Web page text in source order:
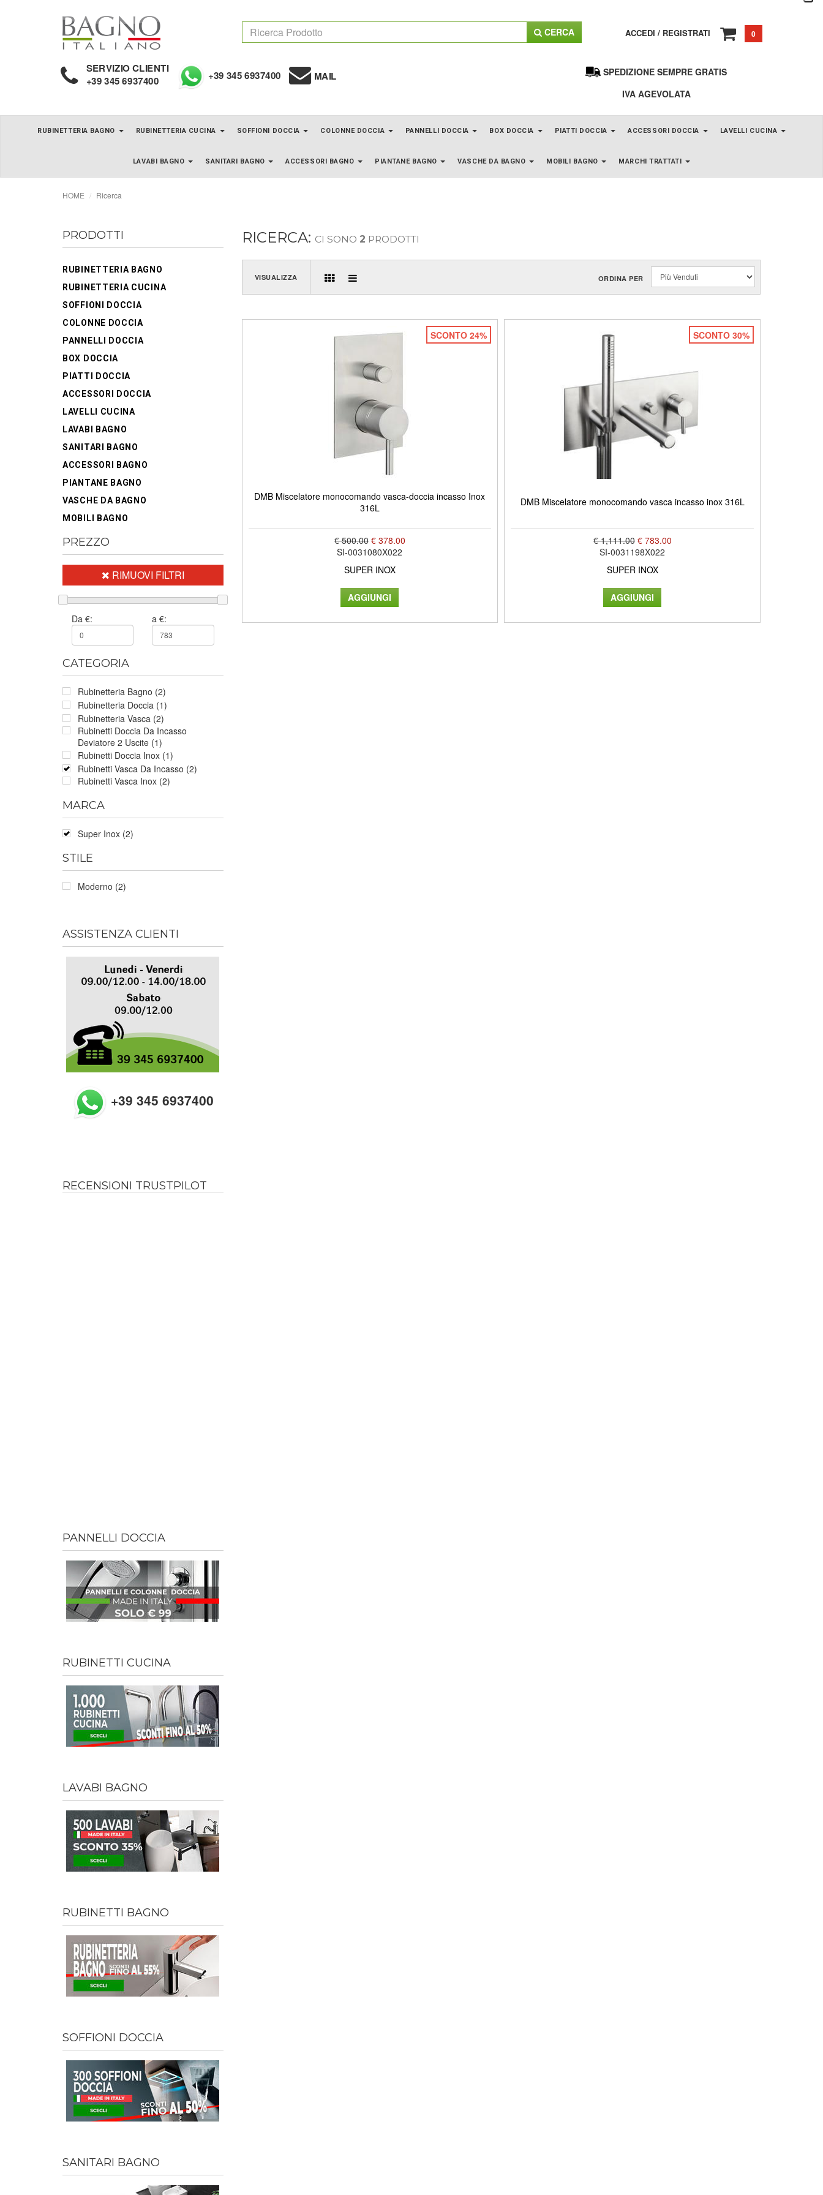
CERCA ACCEDI / REGISTRATI 0
SERVIZIO CLIENTI
+39 345 6937400 +39 345 6937400 MAIL
SPEDIZIONE SEMPRE GRATIS
IVA AGEVOLATA
RUBINETTERIA BAGNO RUBINETTERIA CUCINA SOFFIONI DOCCIA COLONNE DOCCIA PANNELLI DOCCIA BOX DOCCIA PIATTI DOCCIA ACCESSORI DOCCIA LAVELLI CUCINA
LAVABI BAGNO SANITARI BAGNO ACCESSORI BAGNO PIANTANE BAGNO VASCHE DA BAGNO MOBILI BAGNO MARCHI TRATTATI
HOME Ricerca
PRODOTTI
RUBINETTERIA BAGNO
RUBINETTERIA CUCINA
SOFFIONI DOCCIA
COLONNE DOCCIA
PANNELLI DOCCIA
BOX DOCCIA
PIATTI DOCCIA
ACCESSORI DOCCIA
LAVELLI CUCINA
LAVABI BAGNO
SANITARI BAGNO
ACCESSORI BAGNO
PIANTANE BAGNO
VASCHE DA BAGNO
MOBILI BAGNO
PREZZO
RIMUOVI FILTRI
Da €: a €:
CATEGORIA
Rubinetteria Bagno (2)
Rubinetteria Doccia (1)
Rubinetteria Vasca (2)
Rubinetti Doccia Da Incasso
Deviatore 2 Uscite (1)
Rubinetti Doccia Inox (1)
Rubinetti Vasca Da Incasso (2)
Rubinetti Vasca Inox (2)
MARCA
Super Inox (2)
STILE
Moderno (2)
ASSISTENZA CLIENTI
+39 345 6937400
RECENSIONI TRUSTPILOT
PANNELLI DOCCIA
RUBINETTI CUCINA
LAVABI BAGNO
RUBINETTI BAGNO
SOFFIONI DOCCIA
SANITARI BAGNO
RICERCA: CI SONO 2 PRODOTTI
VISUALIZZA ORDINA PER
SCONTO 24%
DMB Miscelatore monocomando vasca-doccia incasso Inox
316L
€ 500.00 € 378.00
SI-0031080X022
SUPER INOX
SCONTO 30%
DMB Miscelatore monocomando vasca incasso inox 316L
€ 1,111.00 € 783.00
SI-0031198X022
SUPER INOX